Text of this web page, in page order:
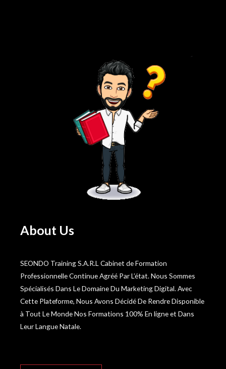
About Us
SEONDO Training S.A.R.L Cabinet de Formation
Professionnelle Continue Agréé Par L’état. Nous Sommes
Spécialisés Dans Le Domaine Du Marketing Digital. Avec
Cette Plateforme, Nous Avons Décidé De Rendre Disponible
à Tout Le Monde Nos Formations 100% En ligne et Dans
Leur Langue Natale.